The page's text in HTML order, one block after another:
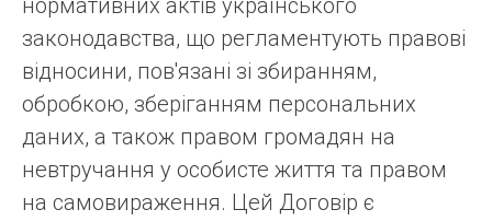
нормативних актів українського
законодавства, що регламентують правові
відносини, пов'язані зі збиранням,
обробкою, зберіганням персональних
даних, а також правом громадян на
невтручання у особисте життя та правом
на самовираження. Цей Договір є